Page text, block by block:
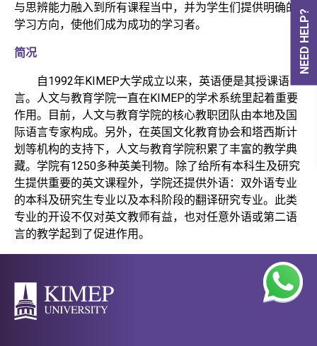
NEED HELP?
与思辨能力融入到所有课程当中，并为学生们提供明确的
学习方向，使他们成为成功的学习者。
简况
自1992年KIMEP大学成立以来，英语便是其授课语
言。人文与教育学院一直在KIMEP的学术系统里起着重要
作用。目前，人文与教育学院的核心教职团队由本地及国
际语言专家构成。另外，在英国文化教育协会和塔西斯计
划等机构的支持下，人文与教育学院积累了丰富的教学典
藏。学院有1250多种英美刊物。除了给所有本科生及研究
生提供重要的英文课程外，学院还提供外语：双外语专业
的本科及研究生专业以及本科阶段的翻译研究专业。此类
专业的开设不仅对英文教师有益，也对任意外语或第二语
言的教学起到了促进作用。